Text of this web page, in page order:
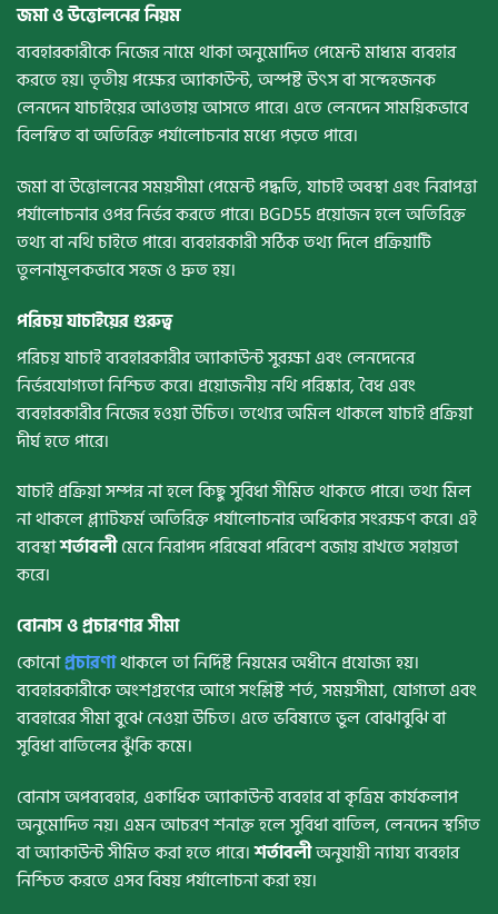
জমা ও উত্তোলনের নিয়ম
ব্যবহারকারীকে নিজের নামে থাকা অনুমোদিত পেমেন্ট মাধ্যম ব্যবহার
করতে হয়। তৃতীয় পক্ষের অ্যাকাউন্ট, অস্পষ্ট উৎস বা সন্দেহজনক
লেনদেন যাচাইয়ের আওতায় আসতে পারে। এতে লেনদেন সাময়িকভাবে
বিলম্বিত বা অতিরিক্ত পর্যালোচনার মধ্যে পড়তে পারে।
জমা বা উত্তোলনের সময়সীমা পেমেন্ট পদ্ধতি, যাচাই অবস্থা এবং নিরাপত্তা
পর্যালোচনার ওপর নির্ভর করতে পারে। BGD55 প্রয়োজন হলে অতিরিক্ত
তথ্য বা নথি চাইতে পারে। ব্যবহারকারী সঠিক তথ্য দিলে প্রক্রিয়াটি
তুলনামূলকভাবে সহজ ও দ্রুত হয়।
পরিচয় যাচাইয়ের গুরুত্ব
পরিচয় যাচাই ব্যবহারকারীর অ্যাকাউন্ট সুরক্ষা এবং লেনদেনের
নির্ভরযোগ্যতা নিশ্চিত করে। প্রয়োজনীয় নথি পরিষ্কার, বৈধ এবং
ব্যবহারকারীর নিজের হওয়া উচিত। তথ্যের অমিল থাকলে যাচাই প্রক্রিয়া
দীর্ঘ হতে পারে।
যাচাই প্রক্রিয়া সম্পন্ন না হলে কিছু সুবিধা সীমিত থাকতে পারে। তথ্য মিল
না থাকলে প্ল্যাটফর্ম অতিরিক্ত পর্যালোচনার অধিকার সংরক্ষণ করে। এই
ব্যবস্থাশর্তাবলীমেনে নিরাপদ পরিষেবা পরিবেশ বজায় রাখতে সহায়তা
করে।
বোনাস ও প্রচারণার সীমা
কোনোপ্রচারণাথাকলে তা নির্দিষ্ট নিয়মের অধীনে প্রযোজ্য হয়।
ব্যবহারকারীকে অংশগ্রহণের আগে সংশ্লিষ্ট শর্ত, সময়সীমা, যোগ্যতা এবং
ব্যবহারের সীমা বুঝে নেওয়া উচিত। এতে ভবিষ্যতে ভুল বোঝাবুঝি বা
সুবিধা বাতিলের ঝুঁকি কমে।
বোনাস অপব্যবহার, একাধিক অ্যাকাউন্ট ব্যবহার বা কৃত্রিম কার্যকলাপ
অনুমোদিত নয়। এমন আচরণ শনাক্ত হলে সুবিধা বাতিল, লেনদেন স্থগিত
বা অ্যাকাউন্ট সীমিত করা হতে পারে।শর্তাবলীঅনুযায়ী ন্যায্য ব্যবহার
নিশ্চিত করতে এসব বিষয় পর্যালোচনা করা হয়।